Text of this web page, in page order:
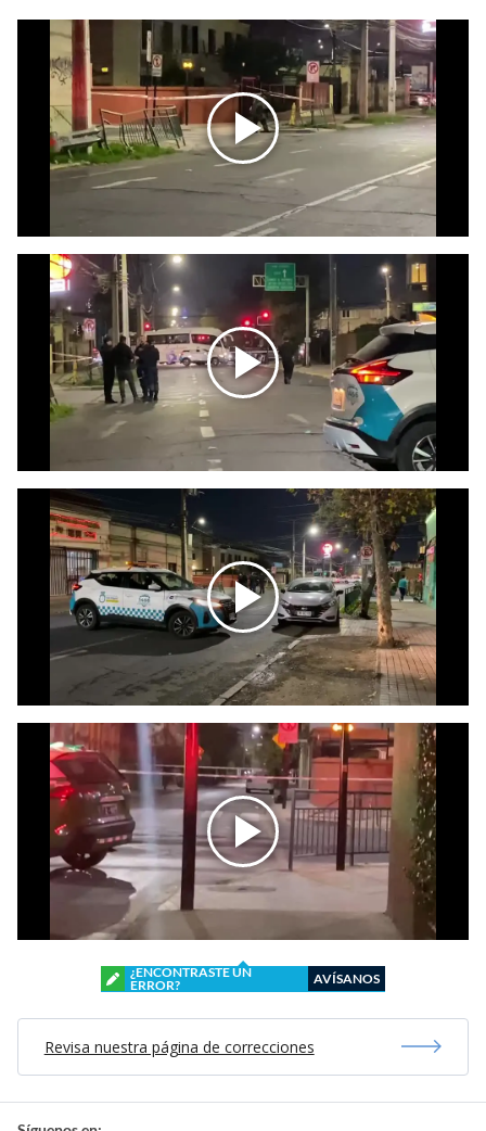
¿ENCONTRASTE UN
ERROR?
AVÍSANOS
Revisa nuestra página de correcciones